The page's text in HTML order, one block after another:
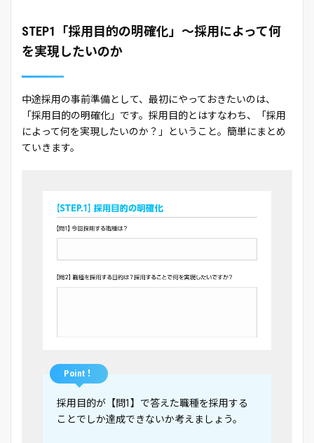
STEP1「採用目的の明確化」～採用によって何
を実現したいのか
中途採用の事前準備として、最初にやっておきたいのは、
「採用目的の明確化」です。採用目的とはすなわち、「採用
によって何を実現したいのか？」ということ。簡単にまとめ
ていきます。
Point！
採用目的が【問1】で答えた職種を採用する
ことでしか達成できないか考えましょう。